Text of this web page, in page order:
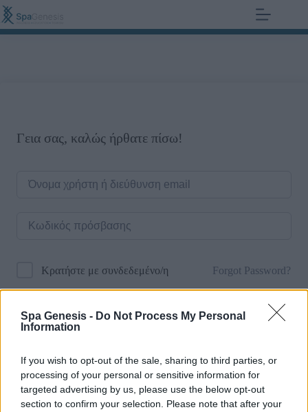
Spa Genesis - Do Not Process My Personal
Information
If you wish to opt-out of the sale, sharing to third parties, or
processing of your personal or sensitive information for
targeted advertising by us, please use the below opt-out
section to confirm your selection. Please note that after your
€
Γεια σας, καλώς ήρθατε πίσω!
Κρατήστε με συνδεδεμένο/η Forgot Password?
Σύνδεση
Δεν έχετε λογαριασμό;Εγγραφείτε Τώρα